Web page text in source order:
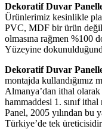
Dekoratif Duvar
Ürünlerimiz kesinlikle
PVC, MDF bir ürün
olmasına rağmen %100
Yüzeyine
Dekoratif Duvar
montajda kullandığımız
Almanya’dan ithal
hammaddesi 1. sınıf
Panel, 2005 yılından bu
Türkiye’de tek